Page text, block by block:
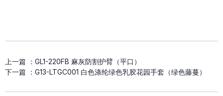
上一篇 ： GL1-220FB 麻灰防割护臂（平口）
下一篇 ： G13-LTGC001 白色涤纶绿色乳胶花园手套（绿色藤蔓）